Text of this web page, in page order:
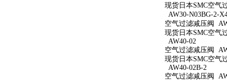
现货日本SMC空气
AW30-N03BG-2-
空气过滤减压阀
现货日本SMC空气
AW40-02
空气过滤减压阀
现货日本SMC空气
AW40-02B-2
空气过滤减压阀